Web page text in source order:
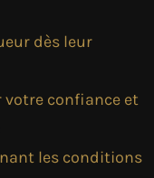
dès leur
votre confiance et
les conditions